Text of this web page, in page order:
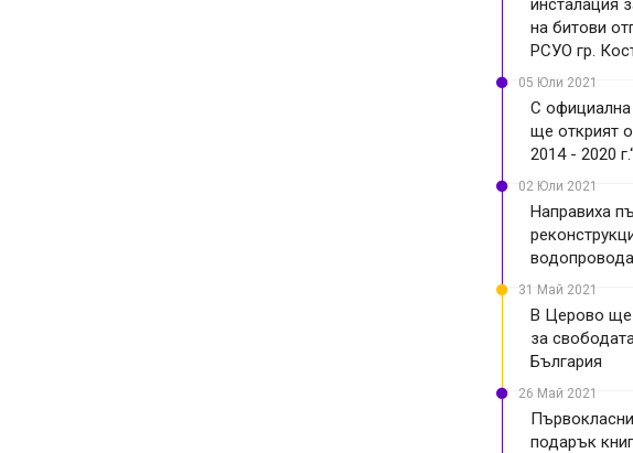
инсталация
на битови
РСУО гр.
05 Юли 2021
С официална
ще открият
2014 - 2020
02 Юли 2021
Направиха
31 Май 2021
В Церово ще
за
България
26 Май 2021
подарък